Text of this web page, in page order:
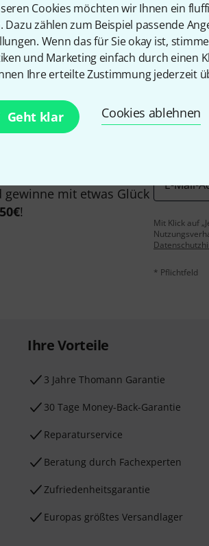
Cookies möchten wir Ihnen ein
Dazu zählen zum Beispiel passende
Wenn das für Sie okay ist,
und Marketing einfach durch einen
Ihre erteilte Zustimmung jederzeit
Geht klar Cookies ablehnen
Gefällt Ihnen, was
Teilen Hilfe &
mit etwas Glück
50€!
E-Mail-
Mit Klick auf
* Pflichtfeld
Ihre Vorteile
3 Jahre Thomann Garantie
30 Tage Money-Back-Garantie
Reparaturservice
Beratung durch Fachexperten
Zufriedenheitsgarantie
Europas größtes Versandlager